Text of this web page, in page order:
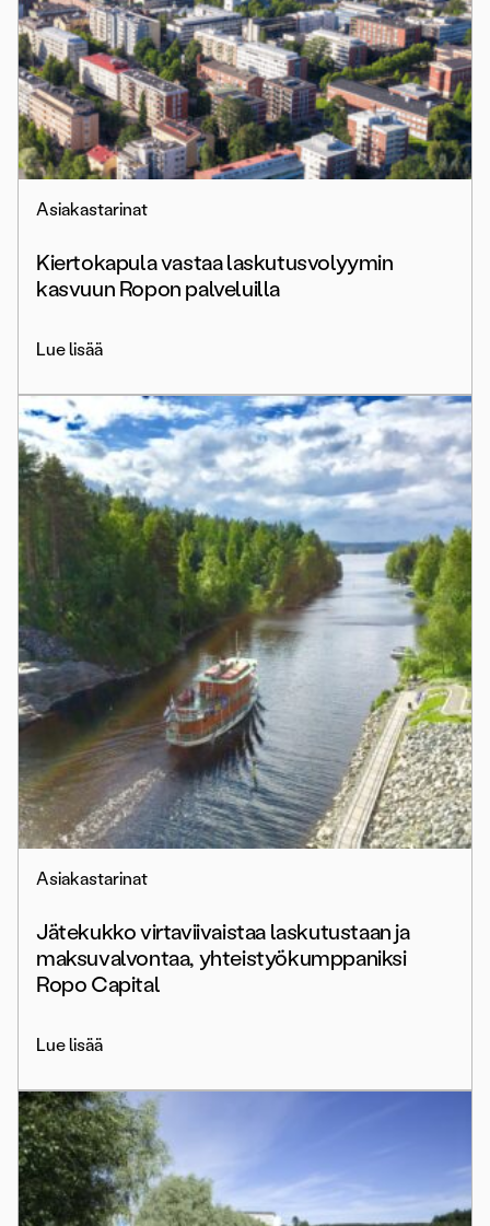
Asiakastarinat
Kiertokapula vastaa laskutusvolyymin
kasvuun Ropon palveluilla
Lue lisää
Asiakastarinat
Jätekukko virtaviivaistaa laskutustaan ja
maksuvalvontaa, yhteistyökumppaniksi
Ropo Capital
Lue lisää